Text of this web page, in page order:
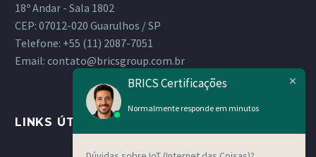
18º Andar - Sala 1802
CEP: 07012-020 Guarulhos / SP
Telefone: +55 (11) 2087-7051
Email: contato@bricsgroup.com.br
LINKS ÚTEIS
BRICS Certificações
Normalmente responde em minutos